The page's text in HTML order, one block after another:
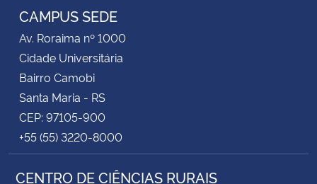
CAMPUS SEDE
Av. Roraima nº 1000
Cidade Universitária
Bairro Camobi
Santa Maria - RS
CEP: 97105-900
+55 (55) 3220-8000
CENTRO DE CIÊNCIAS RURAIS